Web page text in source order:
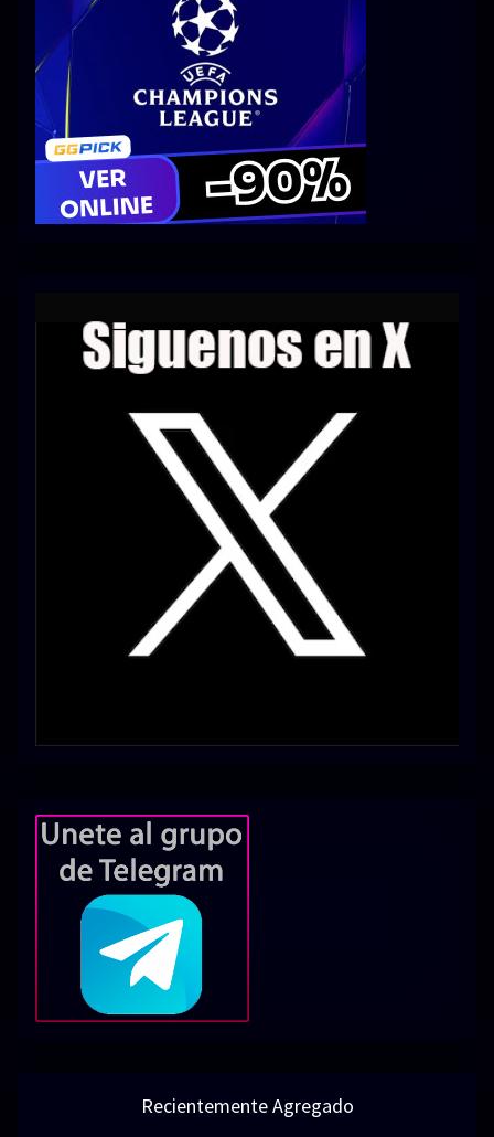
SERIES
Series 1080p Series 4K HDR
Series 720p 2160p 4K SDR
Series 1080p 60 FPS
Recientemente Agregado